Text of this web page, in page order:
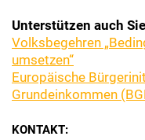
Unterstützen auch
Volksbegehren
umsetzen“
Europäische
Grundeinkommen
KONTAKT: